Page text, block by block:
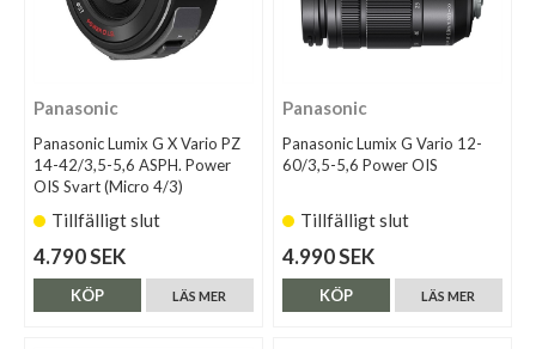
Panasonic
Panasonic Lumix G X Vario PZ
14-42/3,5-5,6 ASPH. Power
OIS Svart (Micro 4/3)
Tillfälligt slut
4.790 SEK
LÄS MER
KÖP
Panasonic
Panasonic Lumix G Vario 12-
60/3,5-5,6 Power OIS
Tillfälligt slut
4.990 SEK
LÄS MER
KÖP